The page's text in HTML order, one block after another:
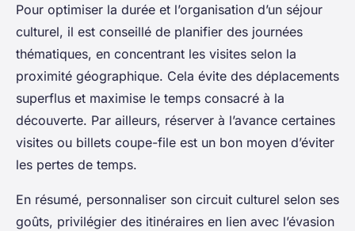
Pour optimiser la durée et l’organisation d’un séjour
culturel, il est conseillé de planifier des journées
thématiques, en concentrant les visites selon la
proximité géographique. Cela évite des déplacements
superflus et maximise le temps consacré à la
découverte. Par ailleurs, réserver à l’avance certaines
visites ou billets coupe-file est un bon moyen d’éviter
les pertes de temps.
En résumé, personnaliser son circuit culturel selon ses
goûts, privilégier des itinéraires en lien avec l’évasion